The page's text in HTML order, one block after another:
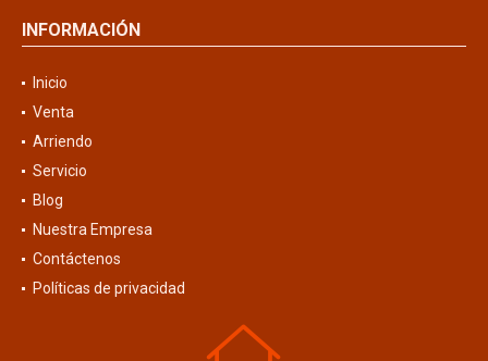
INFORMACIÓN
Inicio
Venta
Arriendo
Servicio
Blog
Nuestra Empresa
Contáctenos
Políticas de privacidad